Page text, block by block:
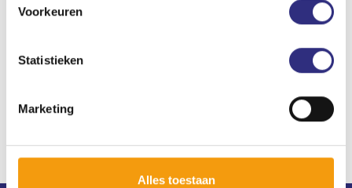
Voorkeuren
Statistieken
Marketing
Alles toestaan
1091 AN Amsterdam